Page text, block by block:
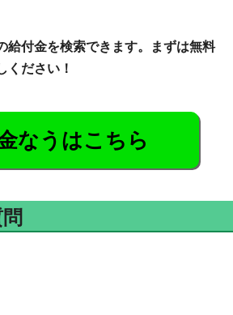
給付金を検索できます。まずは無料
ください！
なうはこちら